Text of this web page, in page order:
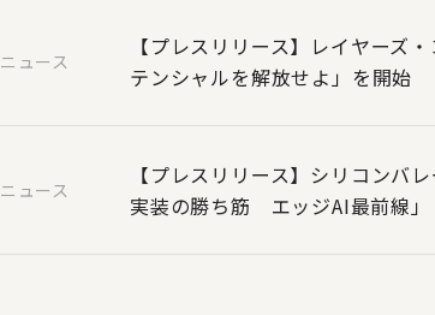
ニュース
【プレスリリース】レイヤーズ
テンシャルを解放せよ」を開始
ニュース
【プレスリリース】シリコンバ
実装の勝ち筋 エッジAI最前線